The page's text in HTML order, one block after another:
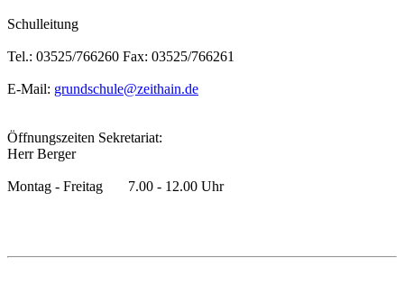
Schulleitung
Tel.: 03525/766260 Fax: 03525/766261
E-Mail: grundschule@zeithain.de
Öffnungszeiten Sekretariat:
Herr Berger
Montag - Freitag 7.00 - 12.00 Uhr